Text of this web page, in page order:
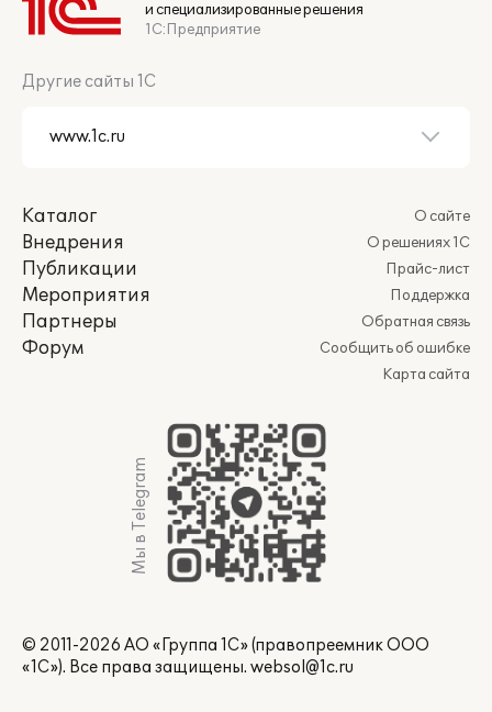
и специализированные решения
1С:Предприятие
Другие сайты 1С
Каталог
Внедрения
Публикации
Мероприятия
Партнеры
Форум
О сайте
О решениях 1С
Прайс-лист
Поддержка
Обратная связь
Сообщить об ошибке
Карта сайта
Мы в Telegram
© 2011-2026 АО «Группа 1С» (правопреемник ООО
«1С»). Все права защищены. websol@1c.ru